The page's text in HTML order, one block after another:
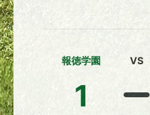
報徳学園
1
VS